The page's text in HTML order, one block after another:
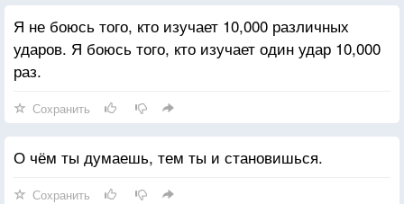
Я не боюсь того, кто изучает 10,000 различных
ударов. Я боюсь того, кто изучает один удар 10,000
раз.
Сохранить
О чём ты думаешь, тем ты и становишься.
Сохранить